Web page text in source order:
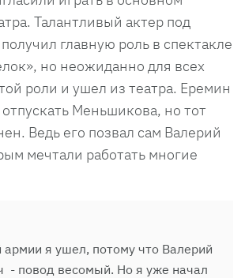
Талантливый актер под
главную роль в спектакле
но неожиданно для всех
роли и ушел из театра. Еремин
Меньшикова, но тот
Ведь его позвал сам Валерий
мечтали работать многие
армии я ушел, потому что Валерий
- повод весомый. Но я уже начал